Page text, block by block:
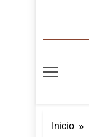
Inicio